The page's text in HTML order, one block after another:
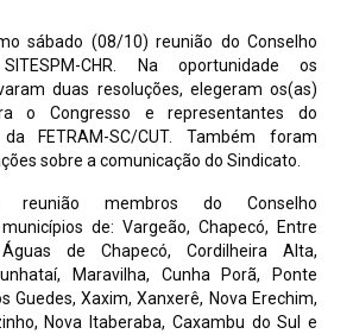
sábado (08/10) reunião do Conselho
CHR. Na oportunidade os
duas resoluções, elegeram os(as)
o Congresso e representantes do
FETRAM-SC/CUT. Também foram
sobre a comunicação do Sindicato.
reunião membros do Conselho
de: Vargeão, Chapecó, Entre
de Chapecó, Cordilheira Alta,
Maravilha, Cunha Porã, Ponte
Guedes, Xaxim, Xanxerê, Nova Erechim,
Nova Itaberaba, Caxambu do Sul e